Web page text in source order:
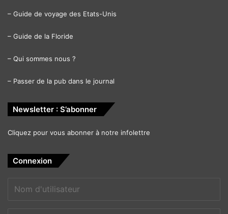
– Guide de voyage des Etats-Unis
– Guide de la Floride
– Qui sommes nous ?
– Passer de la pub dans le journal
Newsletter : S’abonner
Cliquez pour vous abonner à notre infolettre
Connexion